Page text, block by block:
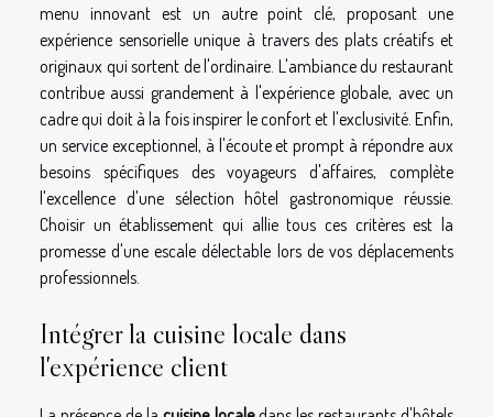
menu innovant est un autre point clé, proposant une
expérience sensorielle unique à travers des plats créatifs et
originaux qui sortent de l'ordinaire. L'ambiance du restaurant
contribue aussi grandement à l'expérience globale, avec un
cadre qui doit à la fois inspirer le confort et l'exclusivité. Enfin,
un service exceptionnel, à l'écoute et prompt à répondre aux
besoins spécifiques des voyageurs d'affaires, complète
l'excellence d'une sélection hôtel gastronomique réussie.
Choisir un établissement qui allie tous ces critères est la
promesse d'une escale délectable lors de vos déplacements
professionnels.
Intégrer la cuisine locale dans
l'expérience client